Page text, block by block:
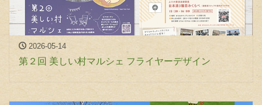
2026-05-14
第２回 美しい村マルシェ フライヤーデザイン